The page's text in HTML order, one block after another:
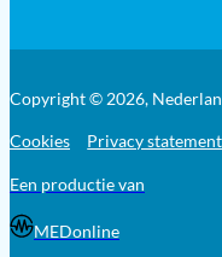
Copyright © 2026,
Cookies Privacy statement
Een productie van
MEDonline